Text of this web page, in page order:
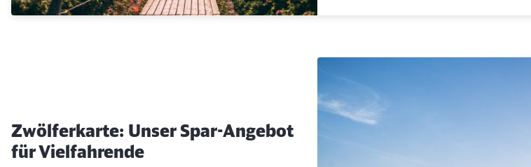
Zwölferkarte: Unser Spar-Angebot
für Vielfahrende